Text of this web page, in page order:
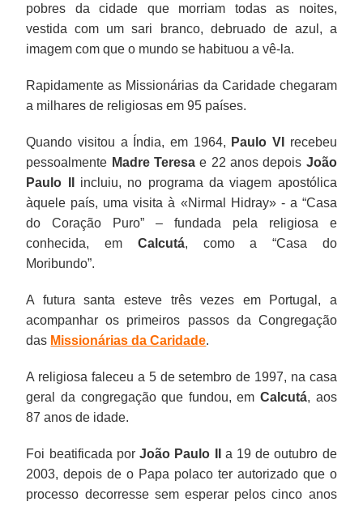
pobres da cidade que morriam todas as noites,
vestida com um sari branco, debruado de azul, a
imagem com que o mundo se habituou a vê-la.
Rapidamente as Missionárias da Caridade chegaram
a milhares de religiosas em 95 países.
Quando visitou a Índia, em 1964, Paulo VI
recebeu
pessoalmente Madre Teresa e 22 anos depois João
Paulo II
incluiu, no programa da viagem apostólica
àquele país, uma visita à «Nirmal Hidray» - a “Casa
do Coração Puro” – fundada pela religiosa e
conhecida, em Calcutá, como a “Casa do
Moribundo”.
A futura santa esteve três vezes em Portugal, a
acompanhar os primeiros passos da Congregação
das Missionárias da Caridade.
A religiosa faleceu a 5 de setembro de 1997, na casa
geral da congregação que fundou, em Calcutá, aos
87 anos de idade.
Foi beatificada porJoão Paulo II
a 19 de outubro de
2003, depois de o Papa polaco ter autorizado que o
processo decorresse sem esperar pelos cinco anos